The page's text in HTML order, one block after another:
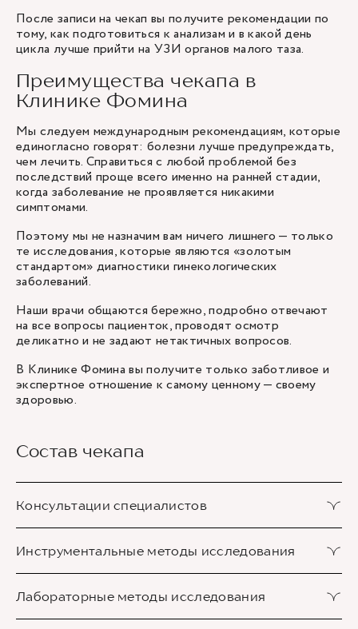
После записи на чекап вы получите рекомендации по
тому, как подготовиться к анализам и в какой день
цикла лучше прийти на УЗИ органов малого таза.
Преимущества чекапа в
Клинике Фомина
Мы следуем международным рекомендациям, которые
единогласно говорят: болезни лучше предупреждать,
чем лечить. Справиться с любой проблемой без
последствий проще всего именно на ранней стадии,
когда заболевание не проявляется никакими
симптомами.
Поэтому мы не назначим вам ничего лишнего — только
те исследования, которые являются «золотым
стандартом» диагностики гинекологических
заболеваний.
Наши врачи общаются бережно, подробно отвечают
на все вопросы пациенток, проводят осмотр
деликатно и не задают нетактичных вопросов.
В Клинике Фомина вы получите только заботливое и
экспертное отношение к самому ценному — своему
здоровью.
Состав чекапа
Консультации специалистов
Консультация акушера-гинеколога (первичная) 1 шт.
Инструментальные методы исследования
УЗИ органов малого таза 1 шт.
Лабораторные методы исследования